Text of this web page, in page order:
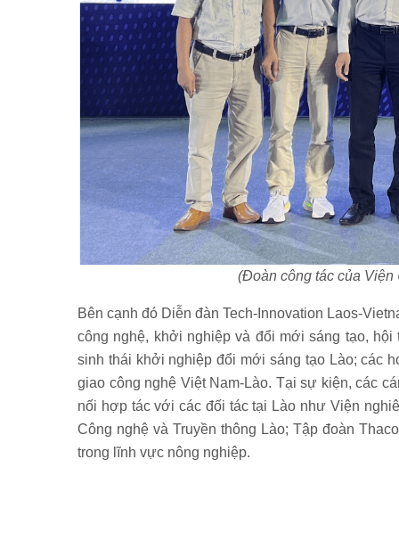
(Đoàn công tác của Viện
Bên cạnh đó Diễn đàn Tech-Innovation Laos-
công nghệ, khởi nghiệp và đổi mới sáng tạo,
sinh thái khởi nghiệp đổi mới sáng tạo Lào; các
giao công nghệ Việt Nam-Lào. Tại sự kiện, các
nối hợp tác với các đối tác tại Lào như Viện
Công nghệ và Truyền thông Lào; Tập đoàn
trong lĩnh vực nông nghiệp.